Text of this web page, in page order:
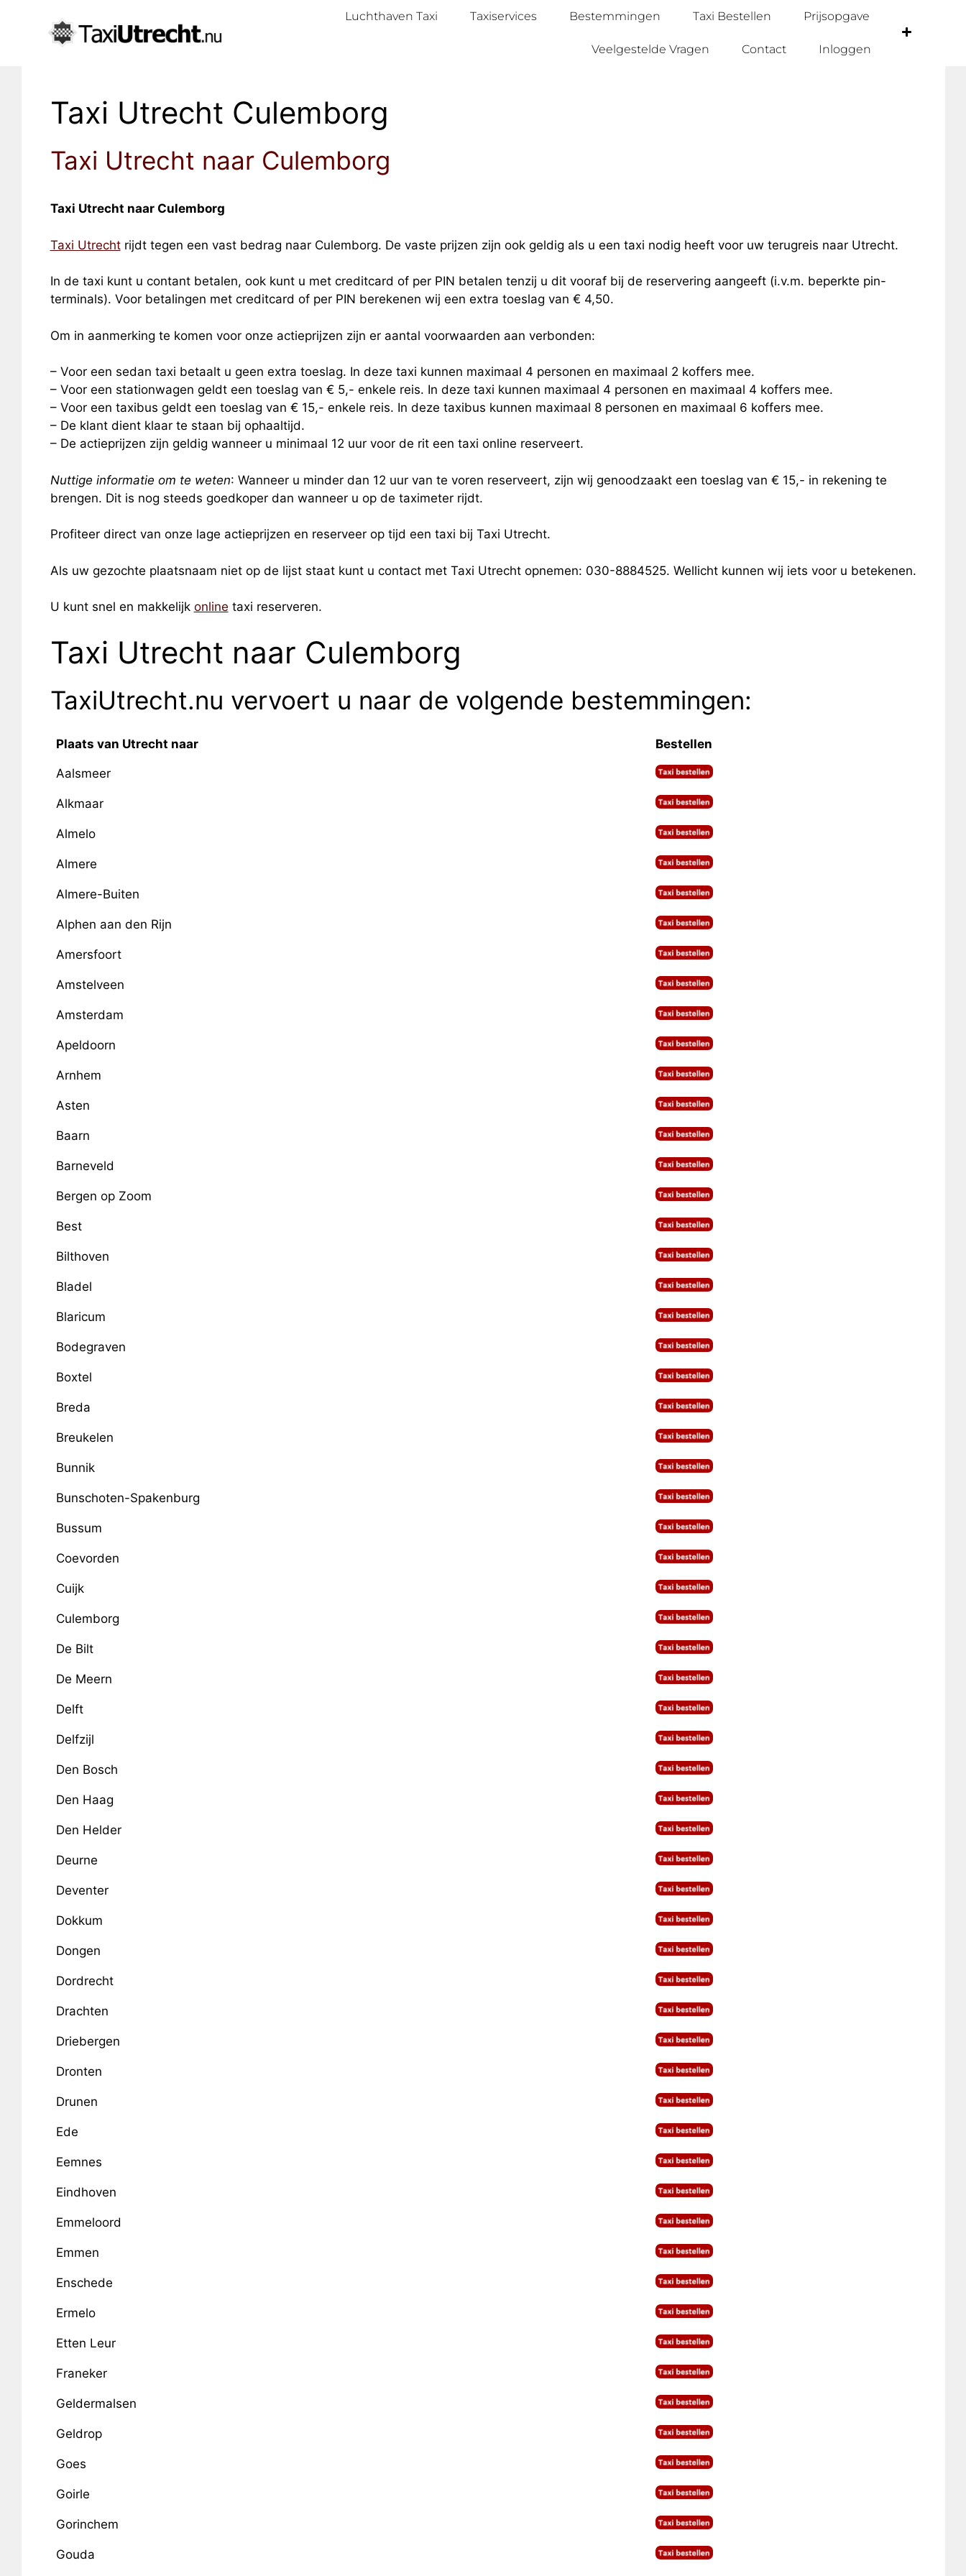
Luchthaven Taxi Taxiservices Bestemmingen Taxi Bestellen Prijsopgave
Veelgestelde Vragen Contact Inloggen
Taxi Utrecht Culemborg
Taxi Utrecht naar Culemborg
Taxi Utrecht naar Culemborg
Taxi Utrechtrijdt tegen een vast bedrag naar Culemborg. De vaste prijzen zijn ook geldig als u een taxi nodig heeft voor uw terugreis naar Utrecht.
In de taxi kunt u contant betalen, ook kunt u met creditcard of per PIN betalen tenzij u dit vooraf bij de reservering aangeeft (i.v.m. beperkte pin-
terminals). Voor betalingen met creditcard of per PIN berekenen wij een extra toeslag van € 4,50.
Om in aanmerking te komen voor onze actieprijzen zijn er aantal voorwaarden aan verbonden:
– Voor een sedan taxi betaalt u geen extra toeslag. In deze taxi kunnen maximaal 4 personen en maximaal 2 koffers mee.
– Voor een stationwagen geldt een toeslag van € 5,- enkele reis. In deze taxi kunnen maximaal 4 personen en maximaal 4 koffers mee.
– Voor een taxibus geldt een toeslag van € 15,- enkele reis. In deze taxibus kunnen maximaal 8 personen en maximaal 6 koffers mee.
– De klant dient klaar te staan bij ophaaltijd.
– De actieprijzen zijn geldig wanneer u minimaal 12 uur voor de rit een taxi online reserveert.
Nuttige informatie om te weten: Wanneer u minder dan 12 uur van te voren reserveert, zijn wij genoodzaakt een toeslag van € 15,- in rekening te
brengen. Dit is nog steeds goedkoper dan wanneer u op de taximeter rijdt.
Profiteer direct van onze lage actieprijzen en reserveer op tijd een taxi bij Taxi Utrecht.
Als uw gezochte plaatsnaam niet op de lijst staat kunt u contact met Taxi Utrecht opnemen: 030-8884525. Wellicht kunnen wij iets voor u betekenen.
U kunt snel en makkelijk online taxi reserveren.
Taxi Utrecht naar Culemborg
TaxiUtrecht.nu vervoert u naar de volgende bestemmingen:
Plaats van Utrecht naar Bestellen
Aalsmeer
Alkmaar
Almelo
Almere
Almere-Buiten
Alphen aan den Rijn
Amersfoort
Amstelveen
Amsterdam
Apeldoorn
Arnhem
Asten
Baarn
Barneveld
Bergen op Zoom
Best
Bilthoven
Bladel
Blaricum
Bodegraven
Boxtel
Breda
Breukelen
Bunnik
Bunschoten-Spakenburg
Bussum
Coevorden
Cuijk
Culemborg
De Bilt
De Meern
Delft
Delfzijl
Den Bosch
Den Haag
Den Helder
Deurne
Deventer
Dokkum
Dongen
Dordrecht
Drachten
Driebergen
Dronten
Drunen
Ede
Eemnes
Eindhoven
Emmeloord
Emmen
Enschede
Ermelo
Etten Leur
Franeker
Geldermalsen
Geldrop
Goes
Goirle
Gorinchem
Gouda